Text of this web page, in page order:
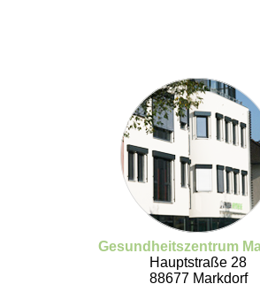
Gesundheitszentrum
Hauptstraße 28
88677 Markdorf